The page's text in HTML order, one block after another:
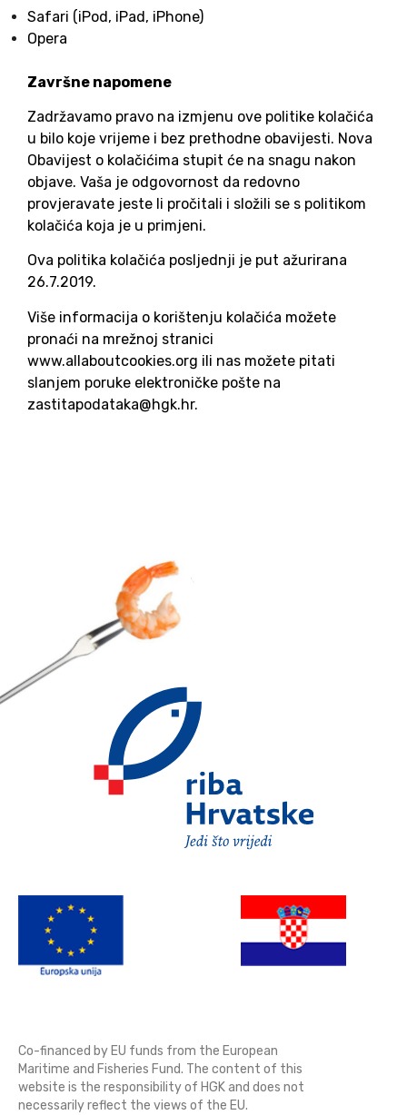
Safari (iPod, iPad, iPhone)
Opera
Završne napomene
Zadržavamo pravo na izmjenu ove politike kolačića
u bilo koje vrijeme i bez prethodne obavijesti. Nova
Obavijest o kolačićima stupit će na snagu nakon
objave. Vaša je odgovornost da redovno
provjeravate jeste li pročitali i složili se s politikom
kolačića koja je u primjeni.
Ova politika kolačića posljednji je put ažurirana
26.7.2019.
Više informacija o korištenju kolačića možete
pronaći na mrežnoj stranici
www.allaboutcookies.org ili nas možete pitati
slanjem poruke elektroničke pošte na
zastitapodataka@hgk.hr.
Co-financed by EU funds from the European
Maritime and Fisheries Fund. The content of this
website is the responsibility of HGK and does not
necessarily reflect the views of the EU.